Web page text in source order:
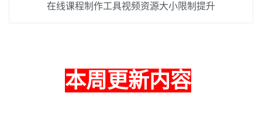
在线课程制作工具视频资源大小限制提升
本周更新内容